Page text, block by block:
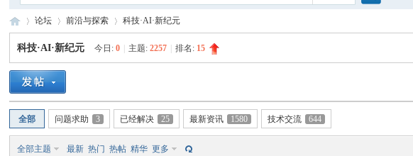
»
论坛
›
前沿与探索 科技·AI·新纪元
科技·AI·新纪元 今日:0 主题:2257 排名: 15
全部 问题求助 3 已经解决 25 最新资讯 1580 技术交流 644
全部主题 最新 热门 热帖 精华 更多